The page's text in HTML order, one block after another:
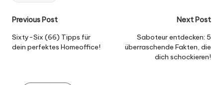
Post
navigation
Previous Post
Sixty-Six (66) Tipps für
dein perfektes Homeoffice!
Next Post
Saboteur entdecken: 5
überraschende Fakten, die
dich schockieren!